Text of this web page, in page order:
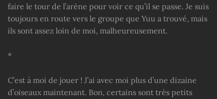
faire le tour de l’arène pour voir ce qu’il se passe. Je suis
toujours en route vers le groupe que Yuu a trouvé, mais
ils sont assez loin de moi, malheureusement.
*
C’est à moi de jouer ! J’ai avec moi plus d’une dizaine
d’oiseaux maintenant. Bon, certains sont très petits